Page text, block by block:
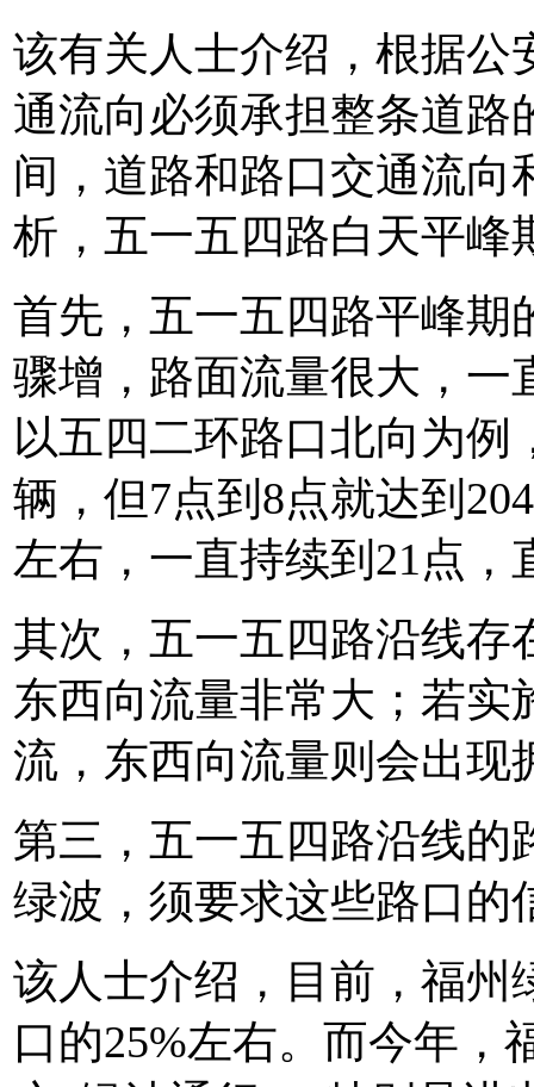
该有关人士介绍，根据公
通流向必须承担整条道路
间，道路和路口交通流向
析，五一五四路白天平峰
首先，五一五四路平峰期
骤增，路面流量很大，一
以五四二环路口北向为例
辆，但7点到8点就达到
左右，一直持续到21点，
其次，五一五四路沿线存
东西向流量非常大；若实
流，东西向流量则会出现
第三，五一五四路沿线的
绿波，须要求这些路口的
该人士介绍，目前，福州
口的25%左右。而今年，